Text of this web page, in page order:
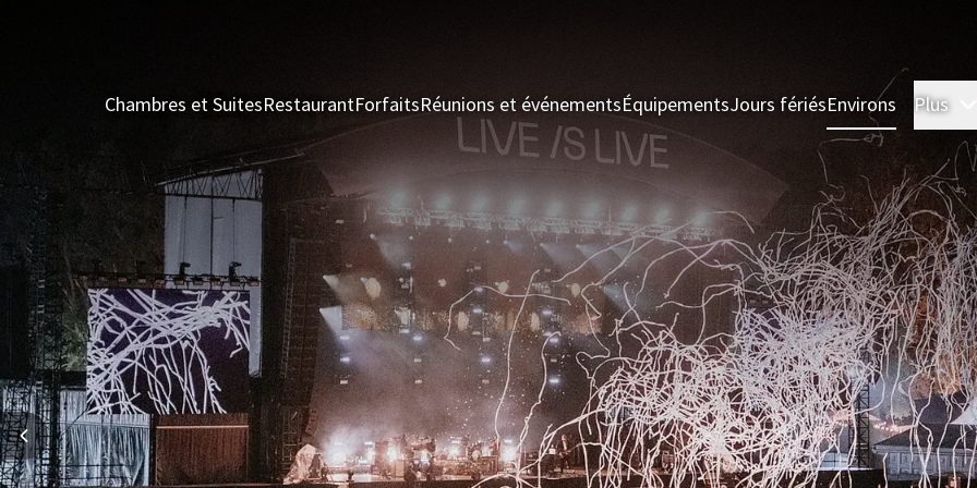
Chambres et SuitesRestaurantForfaitsRéunions et événementsÉquipementsJours fériésEnvirons Plus